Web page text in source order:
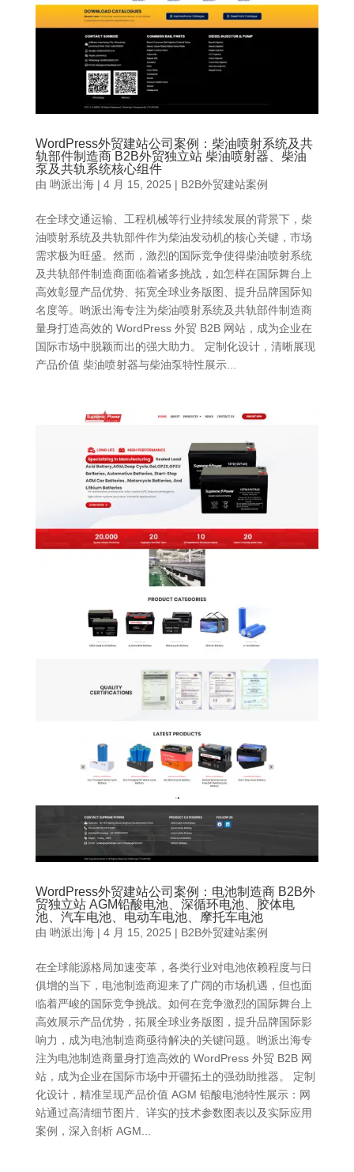
WordPress外贸建站公司案例：柴油喷射系统及共
轨部件制造商 B2B外贸独立站 柴油喷射器、柴油
泵及共轨系统核心组件
由 哟派出海| 4 月 15, 2025 | B2B外贸建站案例
在全球交通运输、工程机械等行业持续发展的背景下，柴
油喷射系统及共轨部件作为柴油发动机的核心关键，市场
需求极为旺盛。然而，激烈的国际竞争使得柴油喷射系统
及共轨部件制造商面临着诸多挑战，如怎样在国际舞台上
高效彰显产品优势、拓宽全球业务版图、提升品牌国际知
名度等。哟派出海专注为柴油喷射系统及共轨部件制造商
量身打造高效的 WordPress 外贸 B2B 网站，成为企业在
国际市场中脱颖而出的强大助力。 定制化设计，清晰展现
产品价值 柴油喷射器与柴油泵特性展示...
WordPress外贸建站公司案例：电池制造商 B2B外
贸独立站 AGM铅酸电池、深循环电池、胶体电
池、汽车电池、电动车电池、摩托车电池
由 哟派出海| 4 月 15, 2025 | B2B外贸建站案例
在全球能源格局加速变革，各类行业对电池依赖程度与日
俱增的当下，电池制造商迎来了广阔的市场机遇，但也面
临着严峻的国际竞争挑战。如何在竞争激烈的国际舞台上
高效展示产品优势，拓展全球业务版图，提升品牌国际影
响力，成为电池制造商亟待解决的关键问题。哟派出海专
注为电池制造商量身打造高效的 WordPress 外贸 B2B 网
站，成为企业在国际市场中开疆拓土的强劲助推器。 定制
化设计，精准呈现产品价值 AGM 铅酸电池特性展示：网
站通过高清细节图片、详实的技术参数图表以及实际应用
案例，深入剖析 AGM...